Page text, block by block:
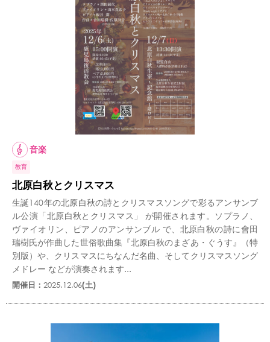
音楽
教育
北原白秋とクリスマス
生誕140年の北原白秋の詩とクリスマスソングで彩るアンサンブ
ル公演「北原白秋とクリスマス」 が開催されます。ソプラノ、
ヴァイオリン、ピアノのアンサンブル で、北原白秋の詩に會田
瑞樹氏が作曲した世俗歌曲集『北原白秋のまざあ・ぐうす』（特
別版）や、クリスマスにちなんだ名曲、そしてクリスマスソング
メドレー などが演奏されます...
開催日： 2025.12.06(土)